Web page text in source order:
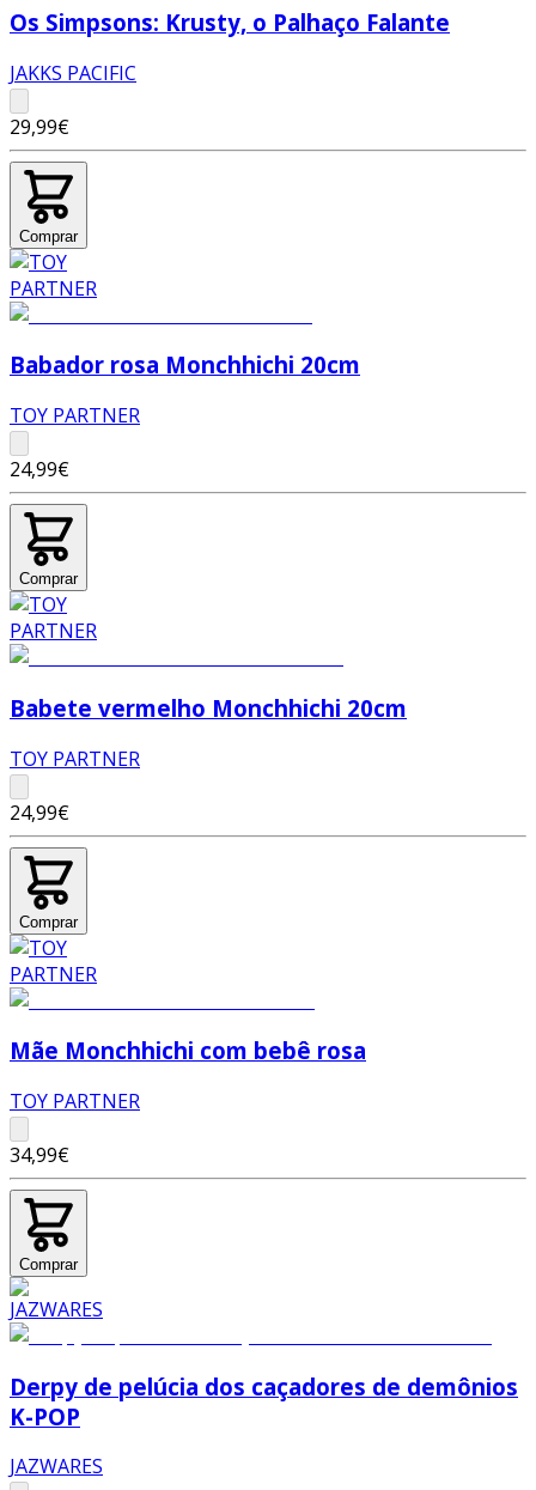
Os Simpsons: Krusty, o Palhaço Falante
JAKKS PACIFIC
29,99€
Comprar
Babador rosa Monchhichi 20cm
TOY PARTNER
24,99€
Comprar
Babete vermelho Monchhichi 20cm
TOY PARTNER
24,99€
Comprar
Mãe Monchhichi com bebê rosa
TOY PARTNER
34,99€
Comprar
Derpy de pelúcia dos caçadores de demônios
K-POP
JAZWARES